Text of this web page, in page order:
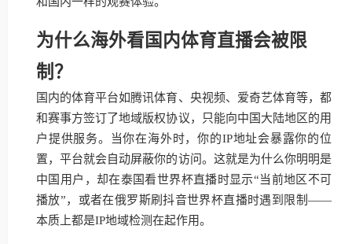
为什么海外看国内体育直播会被限
制？
国内的体育平台如腾讯体育、央视频、爱奇艺体育等，都
和赛事方签订了地域版权协议，只能向中国大陆地区的用
户提供服务。当你在海外时，你的IP地址会暴露你的位
置，平台就会自动屏蔽你的访问。这就是为什么你明明是
中国用户，却在泰国看世界杯直播时显示“当前地区不可
播放”，或者在俄罗斯刷抖音世界杯直播时遇到限制——
本质上都是IP地域检测在起作用。